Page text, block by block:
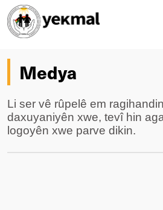
Medya
Li ser vê rûpelê em
daxuyaniyên xwe, tevî hin
logoyên xwe parve dikin.